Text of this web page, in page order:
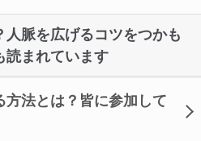
人脈を広げるコツをつかも
読まれています
法とは？皆に参加して